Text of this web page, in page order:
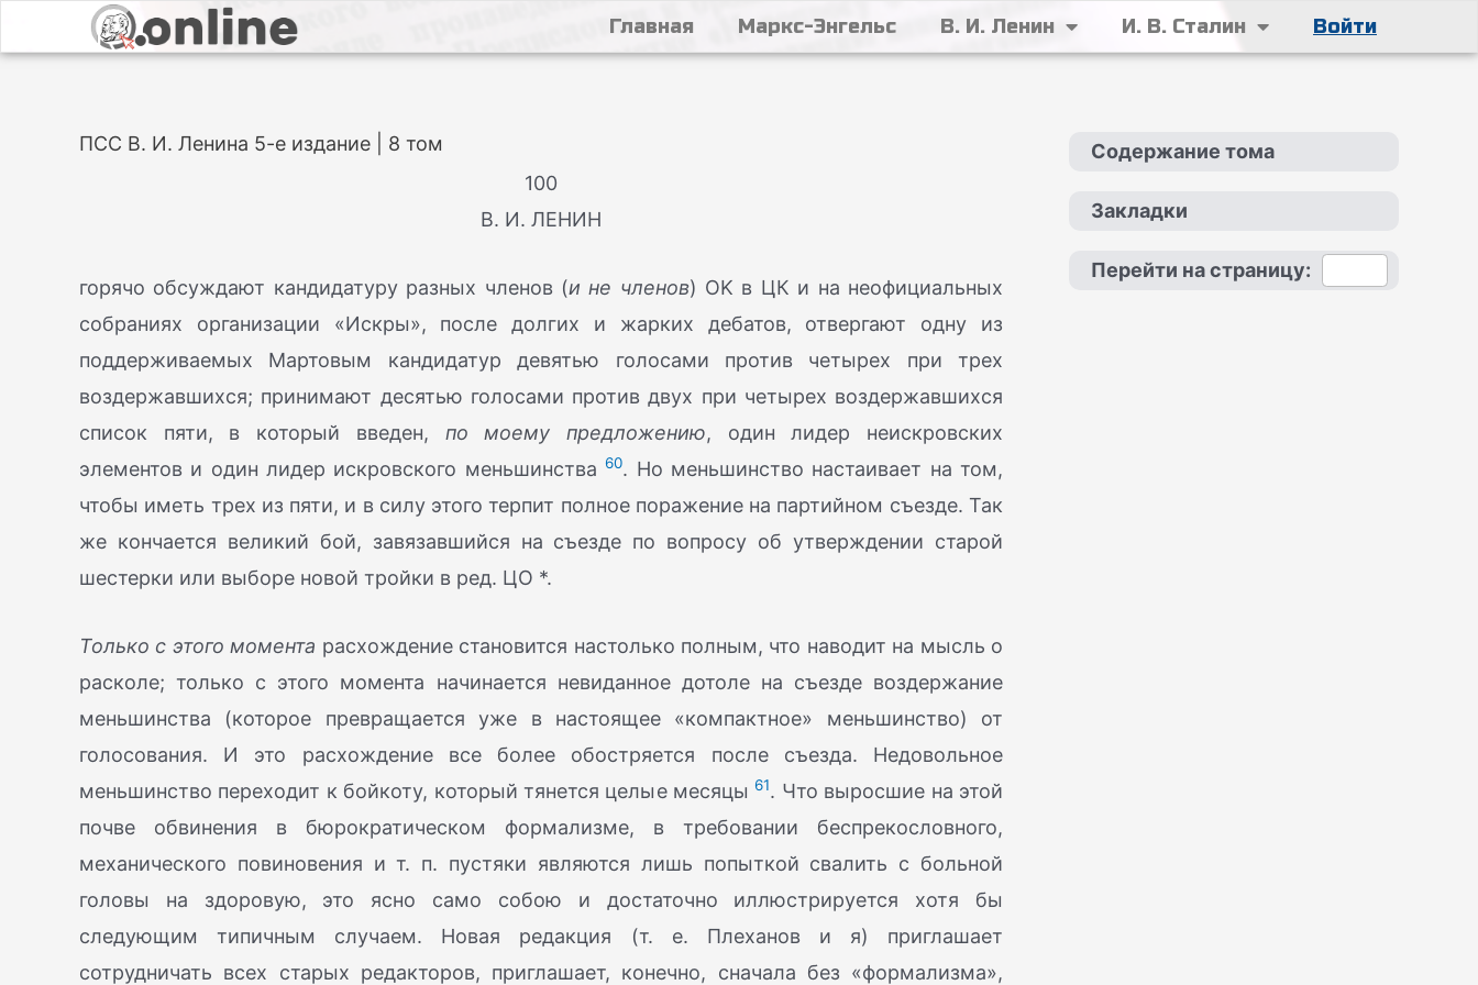
Главная Маркс-Энгельс В. И. Ленин И. В. Сталин Войти
ПСС В. И. Ленина 5-е издание | 8 том
100
В. И. ЛЕНИН
горячо обсуждают кандидатуру разных членов (и не членов) OK в ЦК и на неофициальных
собраниях организации «Искры», после долгих и жарких дебатов, отвергают одну из
поддерживаемых Мартовым кандидатур девятью голосами против четырех при трех
воздержавшихся; принимают десятью голосами против двух при четырех воздержавшихся
список пяти, в который введен, по моему предложению, один лидер неискровских
элементов и один лидер искровского меньшинства60. Но меньшинство настаивает на том,
чтобы иметь трех из пяти, и в силу этого терпит полное поражение на партийном съезде. Так
же кончается великий бой, завязавшийся на съезде по вопросу об утверждении старой
шестерки или выборе новой тройки в ред. ЦО *.
Только с этого момента расхождение становится настолько полным, что наводит на мысль о
расколе; только с этого момента начинается невиданное дотоле на съезде воздержание
меньшинства (которое превращается уже в настоящее «компактное» меньшинство) от
голосования. И это расхождение все более обостряется после съезда. Недовольное
меньшинство переходит к бойкоту, который тянется целые месяцы61. Что выросшие на этой
почве обвинения в бюрократическом формализме, в требовании беспрекословного,
механического повиновения и т. п. пустяки являются лишь попыткой свалить с больной
головы на здоровую, это ясно само собою и достаточно иллюстрируется хотя бы
следующим типичным случаем. Новая редакция (т. е. Плеханов и я) приглашает
сотрудничать всех старых редакторов, приглашает, конечно, сначала без «формализма»,
Содержание тома
Закладки
Перейти на страницу: